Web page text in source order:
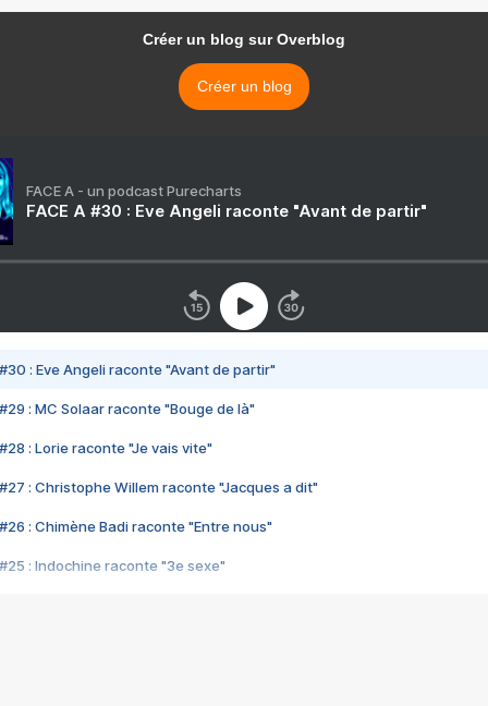
Créer un blog sur Overblog
Créer un blog
FACE A - un podcast Purecharts
FACE A #30 : Eve Angeli raconte "Avant de partir"
#30 : Eve Angeli raconte "Avant de partir"
#29 : MC Solaar raconte "Bouge de là"
#28 : Lorie raconte "Je vais vite"
#27 : Christophe Willem raconte "Jacques a dit"
#26 : Chimène Badi raconte "Entre nous"
#25 : Indochine raconte "3e sexe"